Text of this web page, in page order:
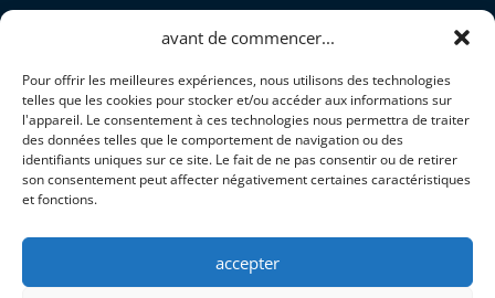
avant de commencer...
Pour offrir les meilleures expériences, nous utilisons des technologies
telles que les cookies pour stocker et/ou accéder aux informations sur
l'appareil. Le consentement à ces technologies nous permettra de traiter
des données telles que le comportement de navigation ou des
identifiants uniques sur ce site. Le fait de ne pas consentir ou de retirer
son consentement peut affecter négativement certaines caractéristiques
et fonctions.
accepter
S'ABONNER